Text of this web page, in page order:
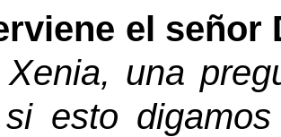
el señor
Xenia, una
esto